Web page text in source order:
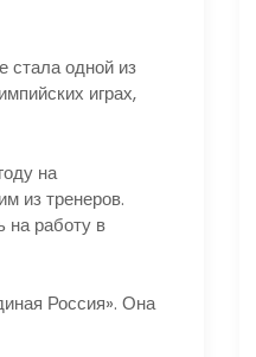
стала одной из
играх,
на
из тренеров.
на работу в
Россия». Она